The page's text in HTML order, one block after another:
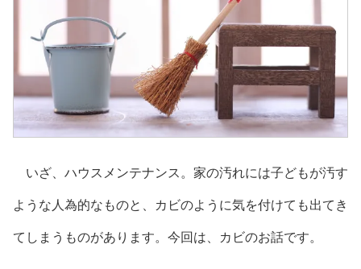
いざ、ハウスメンテナンス。家の汚れには子どもが汚す
ような人為的なものと、カビのように気を付けても出てき
てしまうものがあります。今回は、カビのお話です。